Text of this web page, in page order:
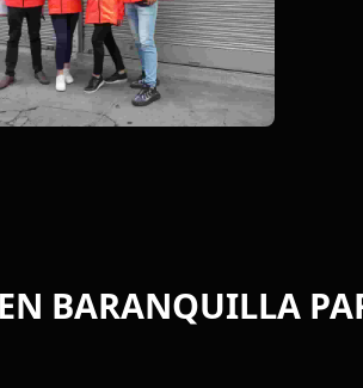
BARANQUILLA